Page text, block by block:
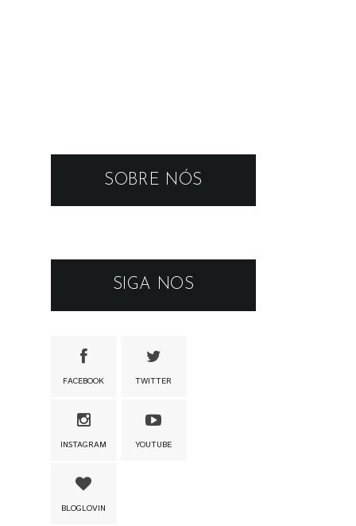
SOBRE NÓS
SIGA NOS
FACEBOOK TWITTER
INSTAGRAM YOUTUBE
BLOGLOVIN